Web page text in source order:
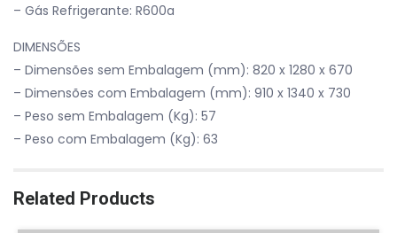
– Gás Refrigerante: R600a
DIMENSÕES
– Dimensões sem Embalagem (mm): 820 x 1280 x 670
– Dimensões com Embalagem (mm): 910 x 1340 x 730
– Peso sem Embalagem (Kg): 57
– Peso com Embalagem (Kg): 63
Related Products